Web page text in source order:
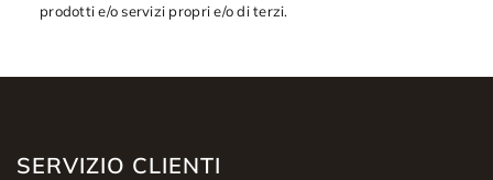
prodotti e/o servizi propri e/o di terzi.
SERVIZIO CLIENTI